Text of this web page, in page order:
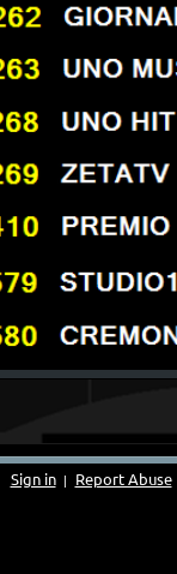
Sign in | Report Abuse